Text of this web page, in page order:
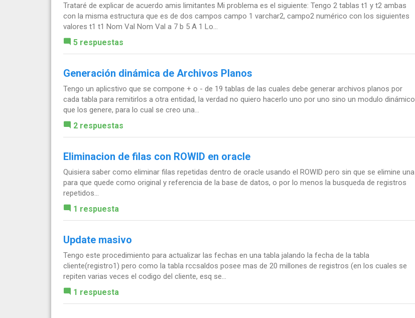
Trataré de explicar de acuerdo amis limitantes Mi problema es el siguiente: Tengo 2 tablas t1 y t2 ambas
con la misma estructura que es de dos campos campo 1 varchar2, campo2 numérico con los siguientes
valores t1 t1 Nom Val Nom Val a 7 b 5 A 1 Lo...
5 respuestas
Generación dinámica de Archivos Planos
Tengo un aplicstivo que se compone + o - de 19 tablas de las cuales debe generar archivos planos por
cada tabla para remitirlos a otra entidad, la verdad no quiero hacerlo uno por uno sino un modulo dinámico
que los genere, para lo cual se creo una...
2 respuestas
Eliminacion de filas con ROWID en oracle
Quisiera saber como eliminar filas repetidas dentro de oracle usando el ROWID pero sin que se elimine una
para que quede como original y referencia de la base de datos, o por lo menos la busqueda de registros
repetidos...
1 respuesta
Update masivo
Tengo este procedimiento para actualizar las fechas en una tabla jalando la fecha de la tabla
cliente(registro1) pero como la tabla rccsaldos posee mas de 20 millones de registros (en los cuales se
repiten varias veces el codigo del cliente, esq se...
1 respuesta